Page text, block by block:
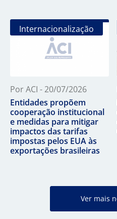
Internacionalização
Por ACI - 20/07/2026
Entidades propõem
cooperação institucional
e medidas para mitigar
impactos das tarifas
impostas pelos EUA às
exportações brasileiras
Ver mais